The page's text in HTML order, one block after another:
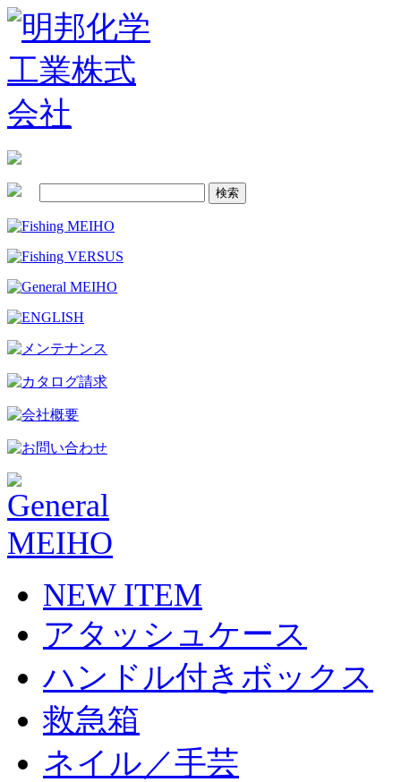
NEW ITEM
アタッシュケース
ハンドル付きボックス
救急箱
ネイル／手芸